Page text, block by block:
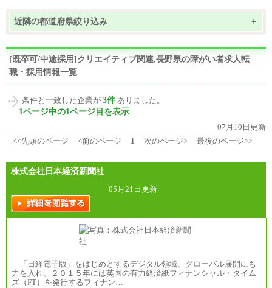
近隣の都道府県絞り込み +
[既卒可/中途採用]クリエイティブ関連,長野県の障がい者求人転
職・採用情報一覧
条件と一致した企業が 3件 ありました。
1ページ中の1ページ目を表示
07月10日更新
<<先頭のページ
<前のページ 1 次のページ> 最後のページ>>
株式会社日本経済新聞社
05月21日更新
「日経電子版」をはじめとするデジタル領域、グローバル展開にも
力を入れ、２０１５年には英国の有力経済紙フィナンシャル・タイム
ズ（FT）を発行するフィナン…